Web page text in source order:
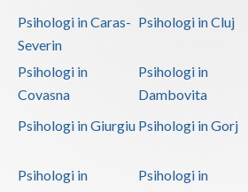
Psihologi in Caras-
Severin
Psihologi in Cluj
Psihologi in
Covasna
Psihologi in
Dambovita
Psihologi in Giurgiu Psihologi in Gorj
Psihologi in
Psihologi in